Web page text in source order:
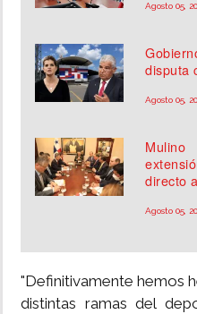
Agosto 05,
disputa
Agosto 05,
directo
Agosto 05,
"Definitivamente hemos
distintas ramas del